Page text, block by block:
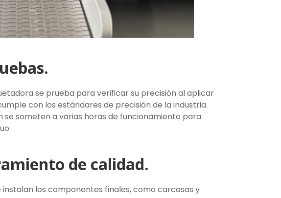
se prueba para verificar su precisión al aplicar
con los estándares de precisión de la industria.
se someten a varias horas de funcionamiento para
de calidad.
instalan los componentes finales, como carcasas y